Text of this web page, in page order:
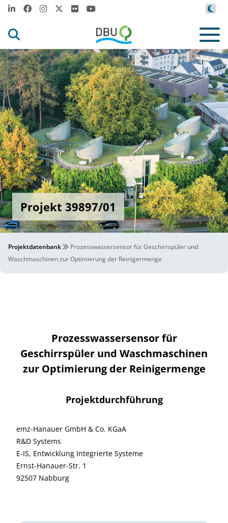
Projekt 39897/01
Projektdatenbank
Prozesswassersensor für Geschirrspüler und
Waschmaschinen zur Optimierung der Reinigermenge
Prozesswassersensor für
Geschirrspüler und Waschmaschinen
zur Optimierung der Reinigermenge
Projektdurchführung
emz-Hanauer GmbH & Co. KGaA
R&D Systems
E-IS, Entwicklung Integrierte Systeme
Ernst-Hanauer-Str. 1
92507 Nabburg